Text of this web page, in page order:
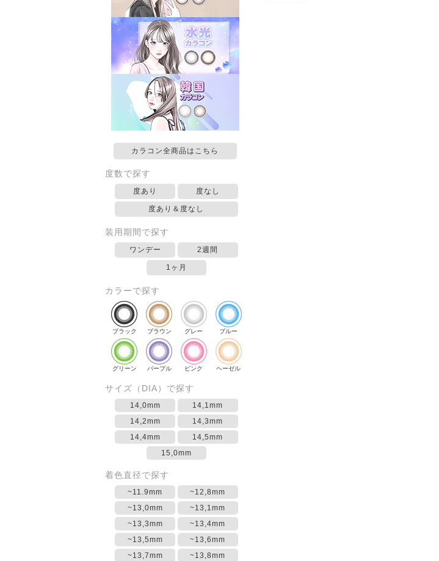
カラコン全商品はこちら
度数で探す
度あり 度なし
度あり＆度なし
装用期間で探す
ワンデー 2週間
1ヶ月
カラーで探す
ブラック ブラウン グレー ブルー
グリーン パープル ピンク ヘーゼル
サイズ（DIA）で探す
14,0mm
14,1mm
14,2mm
14,3mm
14,4mm
14,5mm
15,0mm
着色直径で探す
~11.9mm
~12,8mm
~13,0mm
~13,1mm
~13,3mm
~13,4mm
~13,5mm
~13,6mm
~13,7mm
~13,8mm